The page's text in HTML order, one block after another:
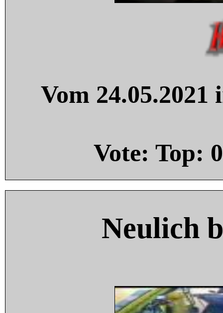
Vom
Vote: Top: 0
Neulich